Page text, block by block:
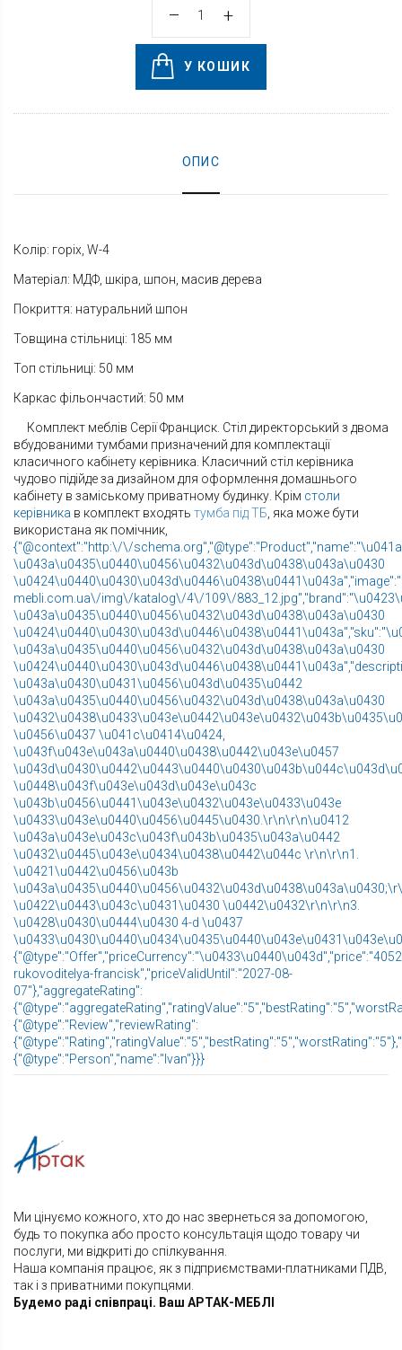
У КОШИК
ОПИС
Колір: горіх, W-4
Матеріал: МДФ, шкіра, шпон, масив дерева
Покриття: натуральний шпон
Товщина стільниці: 185 мм
Топ стільниці: 50 мм
Каркас фільончастий: 50 мм
Комплект меблів Серії Франциск. Стіл директорський з двома
вбудованими тумбами призначений для комплектації
класичного кабінету керівника. Класичний стіл керівника
чудово підійде за дизайном для оформлення домашнього
кабінету в заміському приватному будинку. Крім столи
керівника в комплект входять тумба під ТБ, яка може бути
використана як помічник,
{"@context":"http:\/\/
\u043a\u0435\u0440\u0456\u0432\u043d\u0438\u043a\u0430
mebli.com.ua\/img\/katalog\/4\/109\/
\u043a\u0435\u0440\u0456\u0432\u043d\u0438\u043a\u0430
\u043a\u0435\u0440\u0456\u0432\u043d\u0438\u043a\u0430
\u043a\u0430\u0431\u0456\u043d\u0435\u0442
\u043a\u0435\u0440\u0456\u0432\u043d\u0438\u043a\u0430
\u0456\u0437 \u041c\u0414\u0424,
\u043f\u043e\u043a\u0440\u0438\u0442\u043e\u0457
\u0448\u043f\u043e\u043d\u043e\u043c
\u043b\u0456\u0441\u043e\u0432\u043e\u0433\u043e
\u0433\u043e\u0440\u0456\u0445\u0430.\r\n\r\n\u0412
\u043a\u043e\u043c\u043f\u043b\u0435\u043a\u0442
\u0432\u0445\u043e\u0434\u0438\u0442\u044c \r\n\r\n1.
\u0421\u0442\u0456\u043b
\u0422\u0443\u043c\u0431\u0430 \u0442\u0432\r\n\r\n3.
\u0428\u0430\u0444\u0430 4-d \u0437
rukovoditelya-francisk","priceValidUntil":"2027-08-
07"},"aggregateRating":
{"@type":"Review","reviewRating":
{"@type":"Person","name":"Ivan"}}}
Ми цінуємо кожного, хто до нас звернеться за допомогою,
будь то покупка або просто консультація щодо товару чи
послуги, ми відкриті до спілкування.
Наша компанія працює, як з підприємствами-платниками ПДВ,
так і з приватними покупцями.
Будемо раді співпраці. Ваш АРТАК-МЕБЛІ